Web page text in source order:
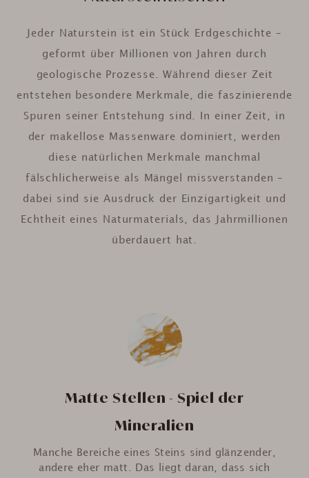
Jeder Naturstein ist ein Stück Erdgeschichte –
geformt über Millionen von Jahren durch
geologische Prozesse. Während dieser Zeit
entstehen besondere Merkmale, die faszinierende
Spuren seiner Entstehung sind. In einer Zeit, in
der makellose Massenware dominiert, werden
diese natürlichen Merkmale manchmal
fälschlicherweise als Mängel missverstanden –
dabei sind sie Ausdruck der Einzigartigkeit und
Echtheit eines Naturmaterials, das Jahrmillionen
überdauert hat.
Matte Stellen - Spiel der
Mineralien
Manche Bereiche eines Steins sind glänzender,
andere eher matt. Das liegt daran, dass sich